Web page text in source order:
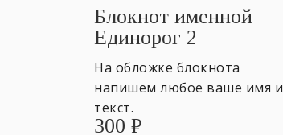
Блокнот именной
Единорог 2
На обложке блокнота
напишем любое ваше имя и
текст.
300 ₽